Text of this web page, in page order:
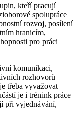
kteří pracují
spolupráce
rozvoj, posílení
hranicím,
pro práci
komunikaci,
rozhovorů
třeba vyvažovat
je i trénink práce
při vyjednávání,